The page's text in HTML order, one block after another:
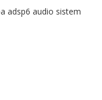
adsp6 audio sistem